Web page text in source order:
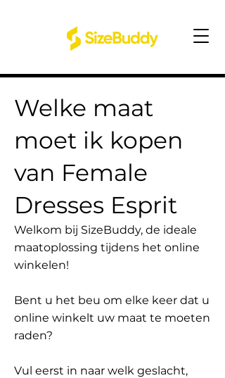
Welke maat
moet ik kopen
van Female
Dresses Esprit
Welkom bij SizeBuddy, de ideale
maatoplossing tijdens het online
winkelen!
Bent u het beu om elke keer dat u
online winkelt uw maat te moeten
raden?
Vul eerst in naar welk geslacht,